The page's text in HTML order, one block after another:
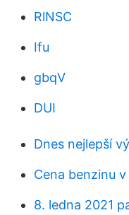
RlNSC
Ifu
gbqV
DUI
Dnes nejlepší
Cena benzinu
8. ledna 2021